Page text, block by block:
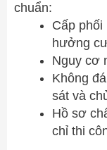
chuẩn:
Cấp phối
hưởng
Nguy cơ
Không
sát và
Hồ sơ
chỉ thi